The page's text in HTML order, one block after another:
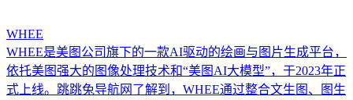
WHEE
WHEE是美图公司旗下的一款AI驱动的绘画与图片生成平台，
依托美图强大的图像处理技术和“美图AI大模型”，于2023年正
式上线。跳跳兔导航网了解到，WHEE通过整合文生图、图生